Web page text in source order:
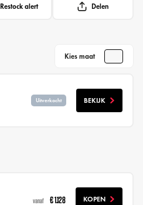
Restock alert Delen
Kies maat
Uitverkocht BEKIJK
vanaf € 1.128 KOPEN